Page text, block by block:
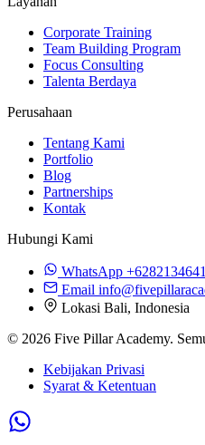
Corporate Training
Team Building Program
Focus Consulting
Talenta Berdaya
Perusahaan
Tentang Kami
Portfolio
Blog
Partnerships
Kontak
Hubungi Kami
WhatsApp
Email
Lokasi Bali, Indonesia
© 2026 Five Pillar Academy.
Kebijakan Privasi
Syarat & Ketentuan